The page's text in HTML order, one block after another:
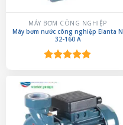
MÁY BƠM CÔNG NGHIỆP
Máy bơm nước công nghiệp Elanta N
32-160 A
5 sao